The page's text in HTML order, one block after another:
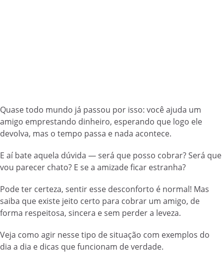
Quase todo mundo já passou por isso: você ajuda um
amigo emprestando dinheiro, esperando que logo ele
devolva, mas o tempo passa e nada acontece.
E aí bate aquela dúvida — será que posso cobrar? Será que
vou parecer chato? E se a amizade ficar estranha?
Pode ter certeza, sentir esse desconforto é normal! Mas
saiba que existe jeito certo para cobrar um amigo, de
forma respeitosa, sincera e sem perder a leveza.
Veja como agir nesse tipo de situação com exemplos do
dia a dia e dicas que funcionam de verdade.